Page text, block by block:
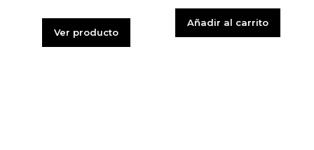
Ver producto
Añadir al carrito